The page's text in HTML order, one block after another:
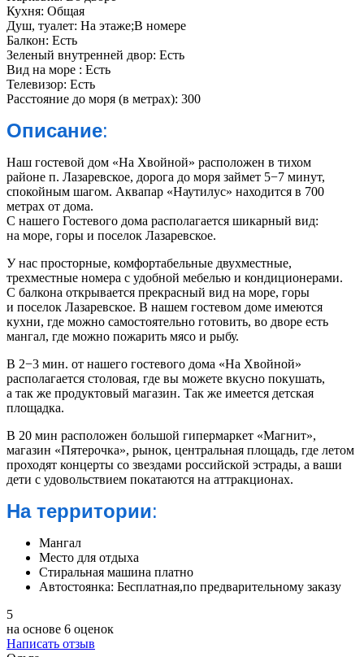
Кухня: Общая
Душ, туалет: На этаже;В номере
Балкон: Есть
Зеленый внутренней двор: Есть
Вид на море : Есть
Телевизор: Есть
Расстояние до моря (в метрах): 300
Описание:
Наш гостевой дом «На Хвойной» расположен в тихом
районе п. Лазаревское, дорога до моря займет 5−7 минут,
спокойным шагом. Аквапар «Наутилус» находится в 700
метрах от дома.
С нашего Гостевого дома располагается шикарный вид:
на море, горы и поселок Лазаревское.
У нас просторные, комфортабельные двухместные,
трехместные номера с удобной мебелью и кондиционерами.
С балкона открывается прекрасный вид на море, горы
и поселок Лазаревское. В нашем гостевом доме имеютcя
кухни, где можно самостоятельно готовить, во дворе есть
мангал, где можно пожарить мясо и рыбу.
В 2−3 мин. от нашего гостевого дома «На Хвойной»
располагается столовая, где вы можете вкусно покушать,
а так же продуктовый магазин. Так же имеется детская
площадка.
В 20 мин расположен большой гипермаркет «Магнит»,
магазин «Пятерочка», рынок, центральная площадь, где летом
проходят концерты со звездами российской эстрады, а ваши
дети с удовольствием покатаются на аттракционах.
На территории:
Мангал
Место для отдыха
Стиральная машина платно
Автостоянка: Бесплатная,по предварительному заказу
5
на основе 6 оценок
Написать отзыв